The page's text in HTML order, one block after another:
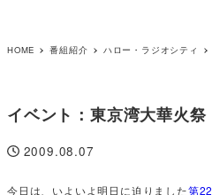
HOME 番組紹介 ハロー・ラジオシティ
イベント：東京湾大華火祭
投稿日
2009.08.07
今日は、いよいよ明日に迫りました第22